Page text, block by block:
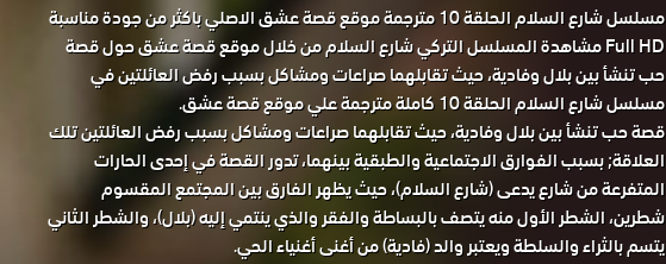
مسلسل شارع السلام الحلقة 10 مترجمة موقع قصة عشق الاصلي باكثر من جودة مناسبة
Full HD مشاهدة المسلسل التركي شارع السلام من خلال موقع قصة عشق حول قصة
حب تنشأ بين بلال وفادية، حيث تقابلهما صراعات ومشاكل بسبب رفض العائلتين في
مسلسل شارع السلام الحلقة 10 كاملة مترجمة علي موقع قصة عشق.
قصة حب تنشأ بين بلال وفادية، حيث تقابلهما صراعات ومشاكل بسبب رفض العائلتين تلك
العلاقة; بسبب الفوارق الاجتماعية والطبقية بينهما، تدور القصة في إحدى الحارات
المتفرعة من شارع يدعى (شارع السلام)، حيث يظهر الفارق بين المجتمع المقسوم
شطرين، الشطر اﻷول منه يتصف بالبساطة والفقر والذي ينتمي إليه (بلال)، والشطر الثاني
يتسم بالثراء والسلطة ويعتبر والد (فادية) من أغنى أغنياء الحي.